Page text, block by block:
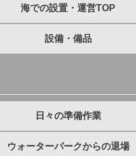
海での設置・運営TOP
設備・備品
日々の準備作業
ウォーターパークからの退場